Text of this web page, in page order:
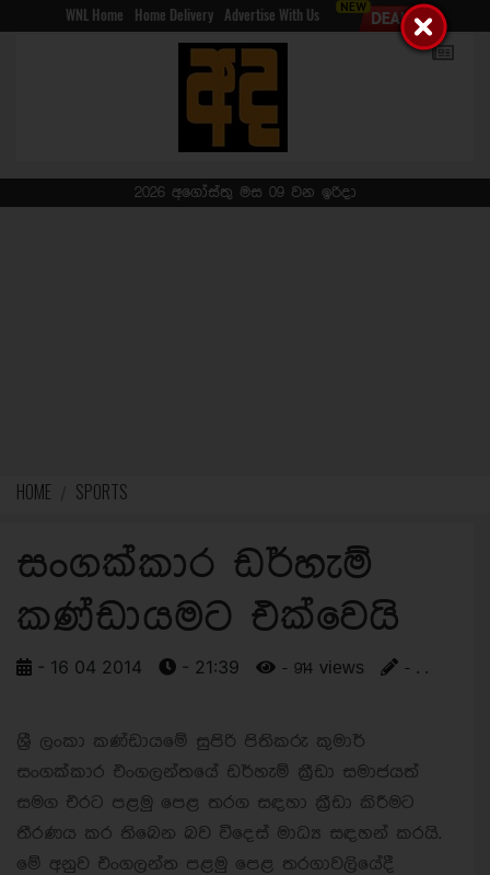
WNL Home Home Delivery Advertise With Us
2026 අගෝස්තු මස 09 වන ඉරිදා
HOME SPORTS
සංගක්කාර ඩර්හැම්
කණ්ඩායමට එක්වෙයි
- 16 04 2014 - 21:39 - 914 views - . .
ශ්‍රී ලංකා කණ්ඩායමේ සුපිරි පිතිකරු කුමාර්
සංගක්කාර එංගලන්තයේ ඩර්හැම් ක්‍රීඩා සමාජයත්
සමග එරට පළමු පෙළ තරග සඳහා ක්‍රීඩා කිරීමට
තීරණය කර තිබෙන බව විදෙස් මාධ්‍ය සඳහන් කරයි.
මේ අනුව එංගලන්ත පළමු පෙළ තරගාවලියේදී